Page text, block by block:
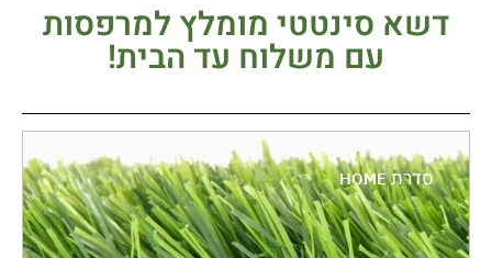
דשא סינטטי מומלץ למרפסות
עם משלוח עד הבית!
סדרתHOME